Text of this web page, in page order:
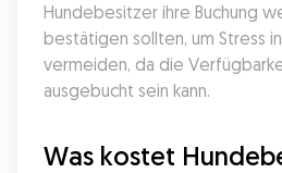
Hundebesitzer ihre Buchung
bestätigen sollten, um Stress
vermeiden, da die
ausgebucht sein kann.
Was kostet